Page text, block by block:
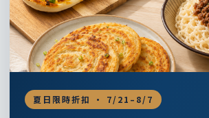
夏日限時折扣 · 7/21–8/7